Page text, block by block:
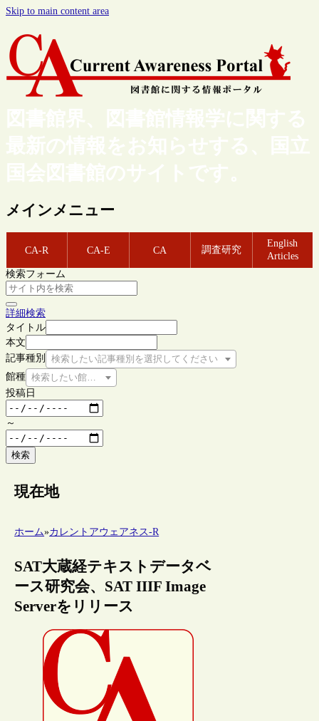
Skip to main content area
図書館界、図書館情報学に関する
最新の情報をお知らせする、国立
国会図書館のサイトです。
メインメニュー
CA-R CA-E CA 調査研究
English
Articles
検索フォーム
詳細検索
タイトル
本文
記事種別
検索したい記事種別を選択してください
館種 検索したい館種を選択してください
投稿日
～
検索
現在地
ホーム»カレントアウェアネス-R
SAT大蔵経テキストデータベ
ース研究会、SAT IIIF Image
Serverをリリース